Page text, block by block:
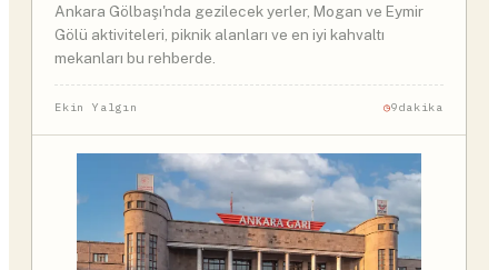
Ankara Gölbaşı'nda gezilecek yerler, Mogan ve Eymir
Gölü aktiviteleri, piknik alanları ve en iyi kahvaltı
mekanları bu rehberde.
Ekin Yalgın 9dakika